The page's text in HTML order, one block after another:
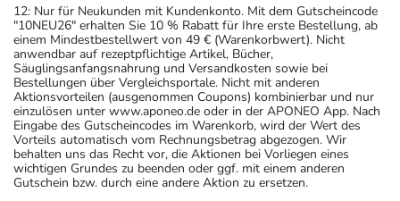
12: Nur für Neukunden mit Kundenkonto. Mit dem Gutscheincode
"10NEU26" erhalten Sie 10 % Rabatt für Ihre erste Bestellung, ab
einem Mindestbestellwert von 49 € (Warenkorbwert). Nicht
anwendbar auf rezeptpflichtige Artikel, Bücher,
Säuglingsanfangsnahrung und Versandkosten sowie bei
Bestellungen über Vergleichsportale. Nicht mit anderen
Aktionsvorteilen (ausgenommen Coupons) kombinierbar und nur
einzulösen unter www.aponeo.de oder in der APONEO App. Nach
Eingabe des Gutscheincodes im Warenkorb, wird der Wert des
Vorteils automatisch vom Rechnungsbetrag abgezogen. Wir
behalten uns das Recht vor, die Aktionen bei Vorliegen eines
wichtigen Grundes zu beenden oder ggf. mit einem anderen
Gutschein bzw. durch eine andere Aktion zu ersetzen.